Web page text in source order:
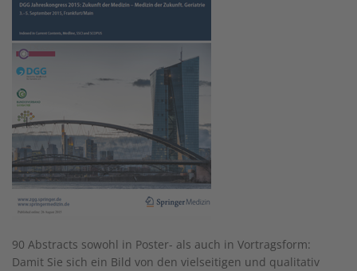
90 Abstracts sowohl in Poster- als auch in Vortragsform:
Damit Sie sich ein Bild von den vielseitigen und qualitativ